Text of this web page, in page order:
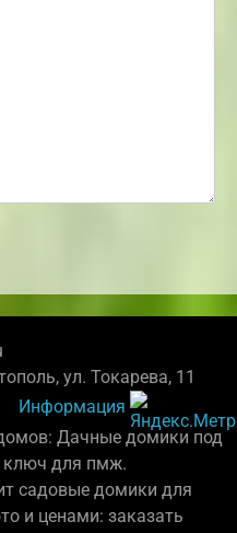
ул. Токарева, 11
Информация
Дачные домики под
ключ для пмж.
садовые домики для
и ценами: заказать